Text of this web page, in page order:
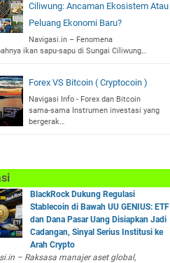
Ciliwung: Ancaman Ekosistem Atau
Peluang Ekonomi Baru?
Navigasi.in – Fenomena
ikan sapu-sapu di Sungai Ciliwung…
Forex VS Bitcoin ( Cryptocoin )
Navigasi Info - Forex dan Bitcoin
sama-sama Instrumen investasi yang
bergerak…
BlackRock Dukung Regulasi
Stablecoin di Bawah UU GENIUS: ETF
dan Dana Pasar Uang Disiapkan Jadi
Cadangan, Sinyal Serius Institusi ke
Arah Crypto
– Raksasa manajer aset global,